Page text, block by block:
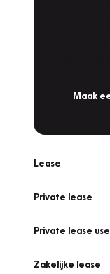
Maak
Lease
Private lease
Private lease
Zakelijke lease